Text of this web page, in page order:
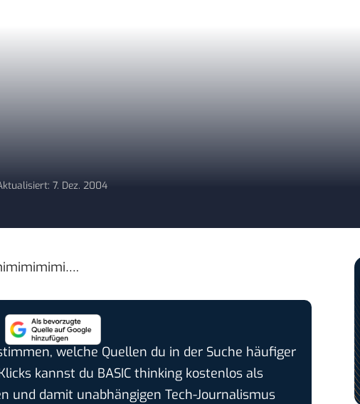
7. Dez. 2004
welche Quellen du in der Suche häufiger
kannst du BASIC thinking kostenlos als
und damit unabhängigen Tech-Journalismus